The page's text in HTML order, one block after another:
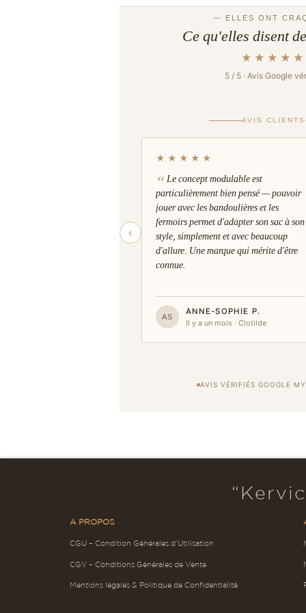
Évitez le contact avec l’eau ou solvants,
Nettoyez délicatement avec un chiffon
sans produits chimiques.
Conservez-la soigneusement à plat, à
Poids 110 g
— ELLES ONT
Ce qu'elles disent
★★★★★
5 / 5 · Avis Google
AVIS CLIENTS
‹
★★★★★
Le concept modulable est
particulièrement bien pensé — pouvoir
jouer avec les bandoulières et les
fermoirs permet d'adapter son sac à son
style, simplement et avec beaucoup
d'allure. Une marque qui mérite d'être
connue.
AS
ANNE-SOPHIE P.
Il y a un mois · Clotilde
AVIS VÉRIFIÉS GOOGLE
A PROPOS
CGU – Condition Générales d’Utilisation
CGV – Conditions Générales de Vente
Mentions légales & Politique de Confidentialité